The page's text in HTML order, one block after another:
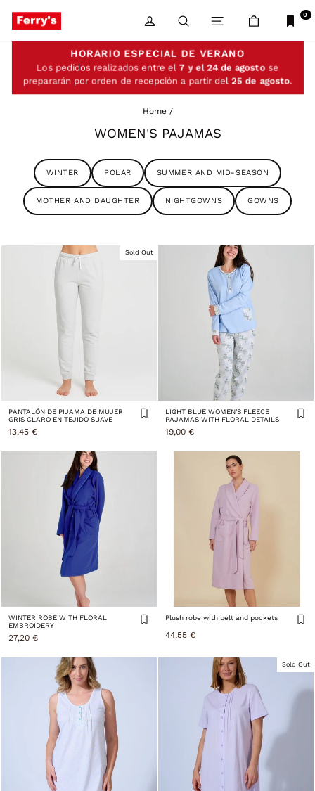
content
LOG IN SEARCHSITE CART 0
HORARIO ESPECIAL DE VERANO
Los pedidos realizados entre el7 y el 24 de agosto se
prepararán por orden de recepción a partir del25 de agosto.
Home /
WOMEN'S PAJAMAS
WINTER POLAR SUMMER AND MID-SEASON
MOTHER AND DAUGHTER NIGHTGOWNS GOWNS
Sold Out
PANTALÓN DE PIJAMA DE MUJER
GRIS CLARO EN TEJIDO SUAVE
13,45 €
LIGHT BLUE WOMEN'S FLEECE
PAJAMAS WITH FLORAL DETAILS
19,00 €
WINTER ROBE WITH FLORAL
EMBROIDERY
27,20 €
Plush robe with belt and pockets
44,55 €
Sold Out